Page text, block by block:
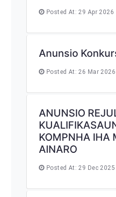
Posted At: 29 Apr 2026
Anunsio
Posted At: 26 Mar 2026
ANUNSIO
KOMPNHA IHA
AINARO
Posted At: 29 Dec 2025